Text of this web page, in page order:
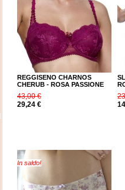
REGGISENO CHARNOS
CHERUB - ROSA PASSIONE
43,00 €
29,24 €
In saldo!